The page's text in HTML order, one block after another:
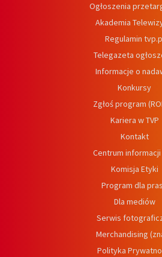
Ogłoszenia
Akademia
Regulamin
Telegazeta
Informacje o
Konkursy
Zgłoś program
Kariera w TVP
Kontakt
Centrum informacji
Komisja Etyki
Program dla
Dla mediów
Serwis
Merchandising
Polityka